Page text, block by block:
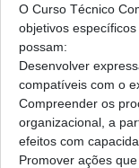
O Curso Técnico
objetivos
possam:
Desenvolver
compatíveis com o
Compreender os
organizacional, a
efeitos com
Promover ações